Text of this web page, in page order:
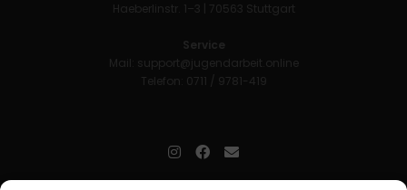
Haeberlinstr. 1–3 | 70563 Stuttgart
Service
Mail: support@jugendarbeit.online
Telefon: 0711 / 9781-419